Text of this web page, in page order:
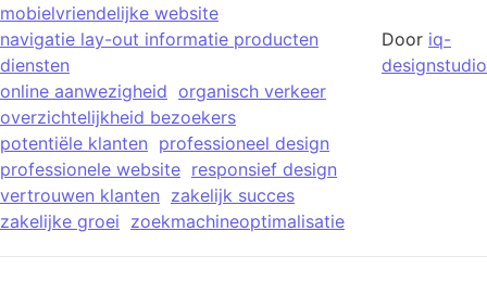
mobielvriendelijke website
navigatie lay-out informatie producten
diensten
online aanwezigheid organisch verkeer
overzichtelijkheid bezoekers
potentiële klanten professioneel design
professionele website responsief design
vertrouwen klanten zakelijk succes
zakelijke groei zoekmachineoptimalisatie
Door iq-
designstudio